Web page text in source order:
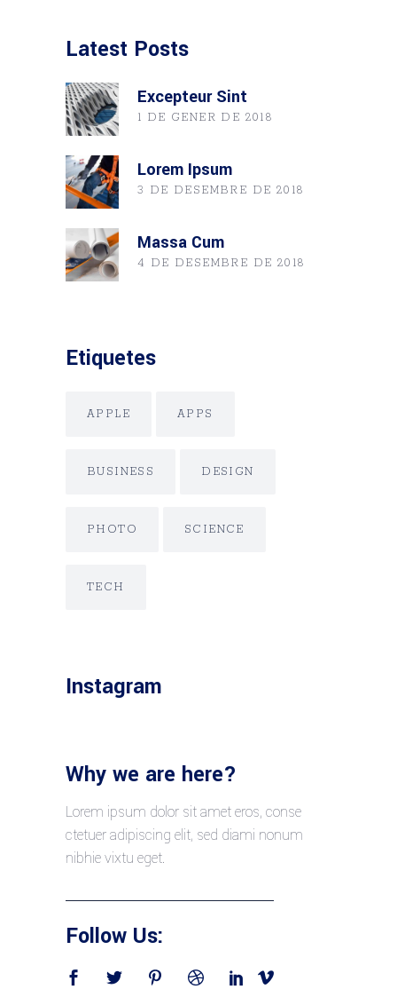
Latest Posts
Excepteur Sint
1 DE GENER DE 2018
Lorem Ipsum
3 DE DESEMBRE DE 2018
Massa Cum
4 DE DESEMBRE DE 2018
Etiquetes
APPLE APPS
BUSINESS DESIGN
PHOTO SCIENCE
TECH
Instagram
Why we are here?
Lorem ipsum dolor sit amet eros, conse
ctetuer adipiscing elit, sed diami nonum
nibhie vixtu eget.
Follow Us: